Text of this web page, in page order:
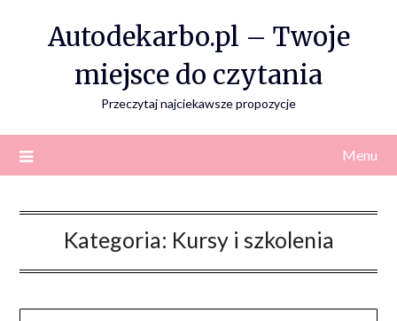
Autodekarbo.pl – Twoje
miejsce do czytania
Przeczytaj najciekawsze propozycje
Menu
Kategoria: Kursy i szkolenia